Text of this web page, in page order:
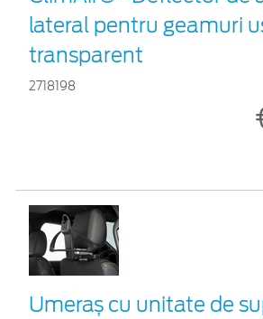
lateral pentru geamuri
transparent
2718198
Umeraș cu unitate de